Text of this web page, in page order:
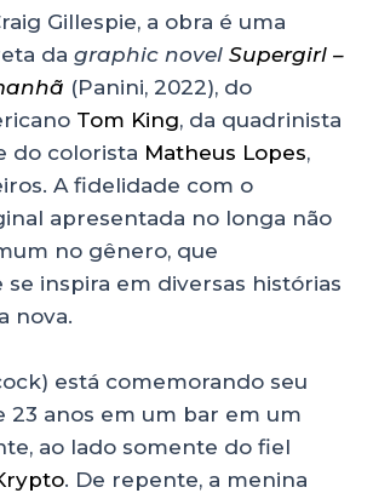
Gillespie, a obra é uma
da graphic novel Supergirl –
(Panini, 2022), do
Tom King, da quadrinista
do colorista Matheus Lopes,
A fidelidade com o
apresentada no longa não
no gênero, que
inspira em diversas histórias
nova.
está comemorando seu
23 anos em um bar em um
ao lado somente do fiel
. De repente, a menina